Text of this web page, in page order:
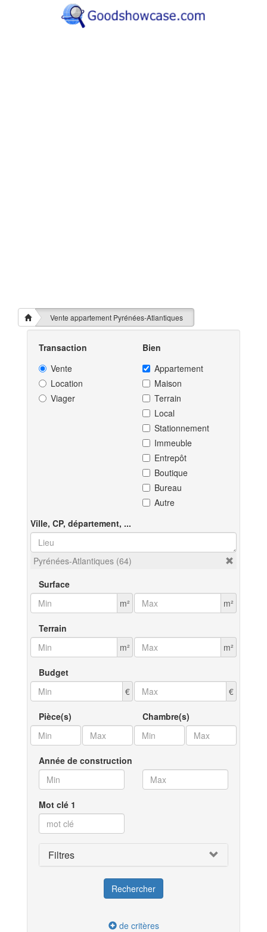
Vente appartement Pyrénées-Atlantiques
Transaction
Vente
Location
Viager
Bien
Appartement
Maison
Terrain
Local
Stationnement
Immeuble
Entrepôt
Boutique
Bureau
Autre
Ville, CP, département, ...
Pyrénées-Atlantiques (64)
Surface
m²
m²
Terrain
m²
m²
Budget
€
€
Pièce(s) Chambre(s)
Année de construction
Mot clé 1
Filtres
de critères